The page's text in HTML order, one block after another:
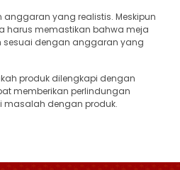
anggaran yang realistis. Meskipun
harus memastikan bahwa meja
sesuai dengan anggaran yang
produk dilengkapi dengan
memberikan perlindungan
masalah dengan produk.